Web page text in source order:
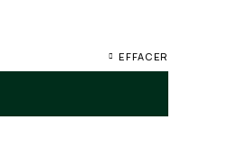
EFFACER